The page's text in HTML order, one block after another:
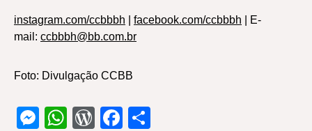
instagram.com/ccbbbh facebook.com/ccbbbh | E-
mail: ccbbbh@bb.com.br
Foto: Divulgação CCBB
Messenger
WhatsApp
WordPress
Facebook